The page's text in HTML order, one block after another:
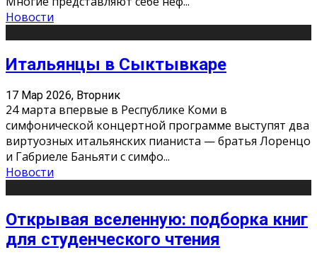
Новости
Итальянцы в Сыктывкаре
17 Мар 2026, Вторник
24 марта впервые в Республике Коми в
симфонической концертной программе выступят два
виртуозных итальянских пианиста — братья Лоренцо
и Габриеле Баньяти с симфо...
Новости
Открывая вселенную: подборка книг
для студенческого чтения